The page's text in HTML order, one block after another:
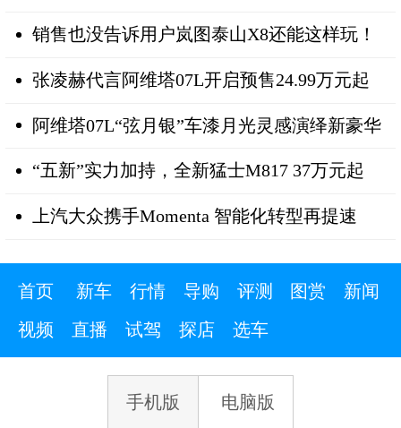
销售也没告诉用户岚图泰山X8还能这样玩！
张凌赫代言阿维塔07L开启预售24.99万元起
阿维塔07L“弦月银”车漆月光灵感演绎新豪华
“五新”实力加持，全新猛士M817 37万元起
上汽大众携手Momenta 智能化转型再提速
首页 新车 行情 导购 评测 图赏
新闻
视频
直播 试驾 探店 选车
手机版 电脑版